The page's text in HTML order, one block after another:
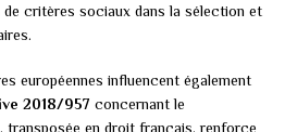
de critères sociaux dans la sélection et
européennes influencent également
2018/957 concernant le
transposée en droit français, renforce